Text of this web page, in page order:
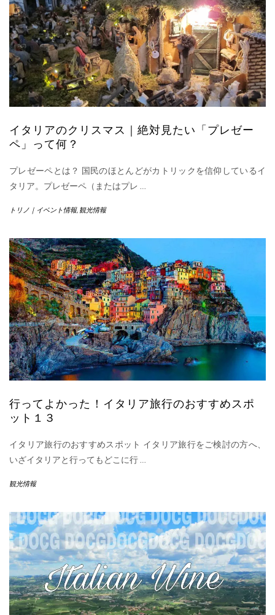
イタリアのクリスマス｜絶対見たい「プレゼー
ペ」って何？
プレゼーペとは？ 国民のほとんどがカトリックを信仰しているイ
タリア。プレゼーペ（またはプレ …
トリノ｜イベント情報, 観光情報
行ってよかった！イタリア旅行のおすすめスポ
ット１３
イタリア旅行のおすすめスポット イタリア旅行をご検討の方へ、
いざイタリアと行ってもどこに行 …
観光情報